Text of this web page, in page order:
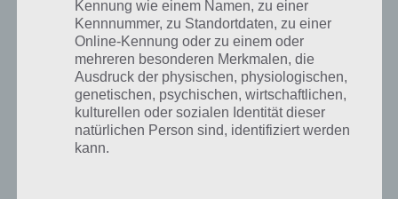
entsprechend die VIP Lougne freizuschalten, um weitere Einzustellen
und Austauschen zu können.
Dazu noch ein paar Tipps, um eure Bandmitglieder zu verbessern. So
könnt ihr diese ins Training schicken. Diese sollten jedoch genügend
Energie haben, um das Training zu beginnen.
Klickt in Band Stars einfach das Bandmitglied an und unten findet ihr
dann “Training”. Schon könnt ihr aus einer Vielzahl von Aktivitäten
Kennung wie einem Namen, zu einer
Kennnummer, zu Standortdaten, zu einer
Online-Kennung oder zu einem oder
mehreren besonderen Merkmalen, die
Ausdruck der physischen, physiologischen,
genetischen, psychischen, wirtschaftlichen,
kulturellen oder sozialen Identität dieser
natürlichen Person sind, identifiziert werden
kann.